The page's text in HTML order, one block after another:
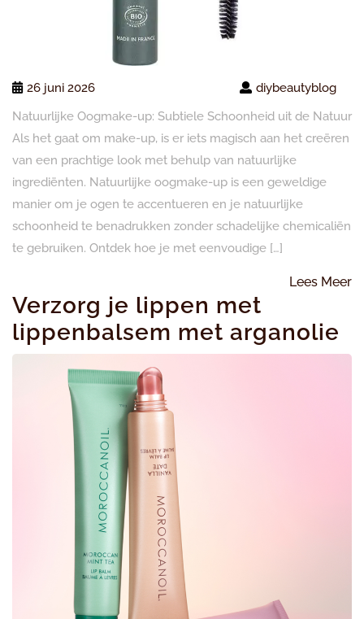
26 juni 2026
diybeautyblog
Natuurlijke Oogmake-up: Subtiele Schoonheid uit de Natuur
Als het gaat om make-up, is er iets magisch aan het creëren
van een prachtige look met behulp van natuurlijke
ingrediënten. Natuurlijke oogmake-up is een geweldige
manier om je ogen te accentueren en je natuurlijke
schoonheid te benadrukken zonder schadelijke chemicaliën
te gebruiken. Ontdek hoe je met eenvoudige […]
Lees Meer
Verzorg je lippen met
lippenbalsem met arganolie